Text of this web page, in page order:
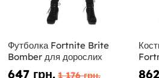
Футболка Fortnite Brite
Bomber для дорослих
647 грн. 1 176 грн.